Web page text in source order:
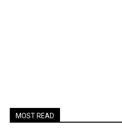
MOST READ